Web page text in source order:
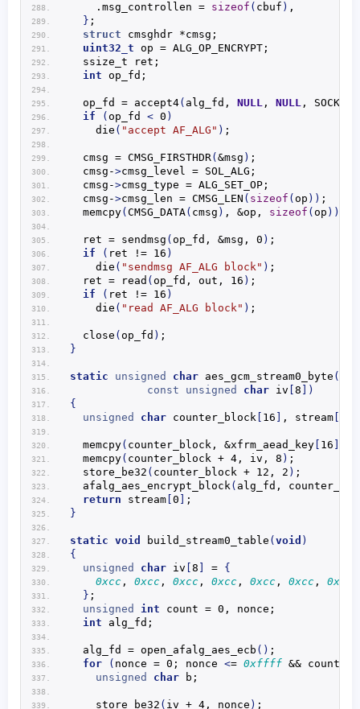
    .msg_controllen =
sizeof ( cbuf ) ,
} ;
struct cmsghdr *cmsg;
uint32_t op = ALG_OP_ENCRYPT;
  ssize_t ret;
int op_fd;
  op_fd =
accept4( alg_fd, NULL , NULL ,
if
( op_fd < 0 )
die ( "accept AF_ALG" ) ;
  cmsg =
CMSG_FIRSTHDR( &msg ) ;
  cmsg-
>cmsg_level = SOL_ALG;
  cmsg-
>cmsg_type = ALG_SET_OP;
  cmsg-
>cmsg_len = CMSG_LEN ( sizeof ( op )) ;
memcpy( CMSG_DATA( cmsg ) , &op, sizeof ( op ))
  ret =
sendmsg ( op_fd, &msg, 0 ) ;
if
( ret != 16 )
die ( "sendmsg AF_ALG block" ) ;
  ret =
read ( op_fd, out, 16 ) ;
if
( ret != 16 )
die ( "read AF_ALG block" ) ;
close ( op_fd ) ;
}
static unsigned char aes_gcm_stream0_byte (
const
unsigned char iv 8 ])
{
unsigned
char counter_block 16 , stream
memcpy( counter_block, &xfrm_aead_key 16
memcpy( counter_block + 4, iv, 8 ) ;
store_be32 ( counter_block + 12, 2 ) ;
afalg_aes_encrypt_block( alg_fd,
return stream 0
;
}
static void build_stream0_table ( void )
{
unsigned
char iv 8 = {
0xcc , 0xcc , 0xcc , 0xcc , 0xcc , 0xcc , 0xcc
} ;
unsigned
int count = 0, nonce;
int alg_fd;
  alg_fd =
open_afalg_aes_ecb () ;
for
( nonce = 0; nonce <= 0xffff && count
unsigned
char b;
store_be32 ( iv + 4, nonce ) ;